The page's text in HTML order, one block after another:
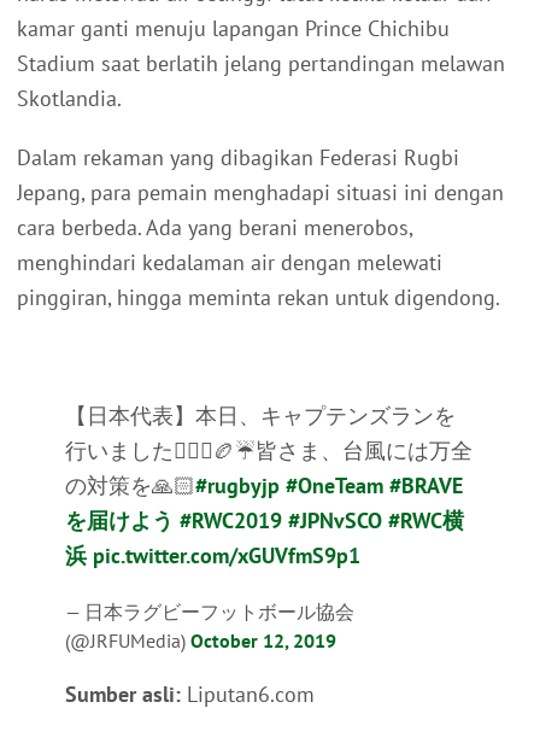
kamar ganti menuju lapangan Prince Chichibu
Stadium saat berlatih jelang pertandingan melawan
Skotlandia.
Dalam rekaman yang dibagikan Federasi Rugbi
Jepang, para pemain menghadapi situasi ini dengan
cara berbeda. Ada yang berani menerobos,
menghindari kedalaman air dengan melewati
pinggiran, hingga meminta rekan untuk digendong.
【日本代表】本日、キャプテンズランを
行いました🏃🏻‍♂️🏉☔️皆さま、台風には万全
の対策を🙏🏻#rugbyjp #OneTeam #BRAVE
を届けよう #RWC2019 #JPNvSCO #RWC横
浜 pic.twitter.com/xGUVfmS9p1
— 日本ラグビーフットボール協会
(@JRFUMedia) October 12, 2019
Sumber asli: Liputan6.com